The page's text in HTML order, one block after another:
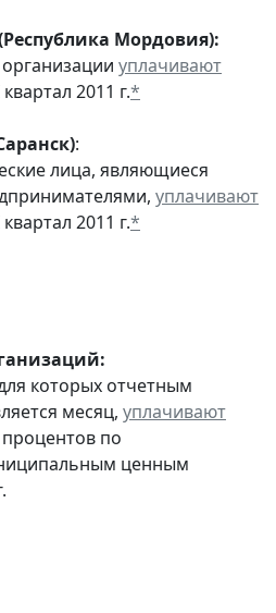
Мордовия):
уплачивают
2011 г.*
:
лица, являющиеся
уплачивают
2011 г.*
которых отчетным
месяц, уплачивают
процентов по
ценным